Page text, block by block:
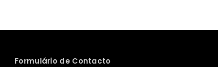
Formulário de Contacto